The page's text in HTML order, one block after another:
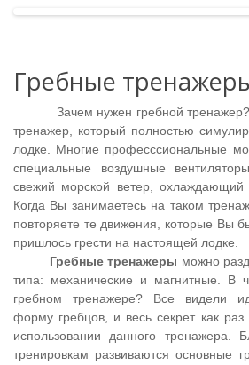
Гребные
Зачем нужен гребной тренажер?
тренажер, который полностью
лодке. Многие професссиональные
специальные воздушные
свежий морской ветер, охлаждающий
Когда Вы занимаетесь на таком
повторяете те движения, которые Вы
пришлось грести на настоящей лодке.
Гребные тренажеры можно
типа: механические и магнитные. В
гребном тренажере? Все видели
форму гребцов, и весь секрет как
использовании данного тренажера.
тренировкам развиваются основные